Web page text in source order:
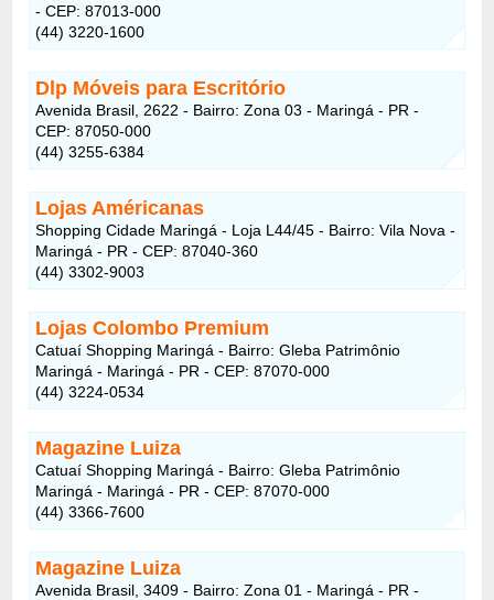
- CEP: 87013-000
(44) 3220-1600
Dlp Móveis para Escritório
Avenida Brasil, 2622 - Bairro: Zona 03 - Maringá - PR -
CEP: 87050-000
(44) 3255-6384
Lojas Américanas
Shopping Cidade Maringá - Loja L44/45 - Bairro: Vila Nova -
Maringá - PR - CEP: 87040-360
(44) 3302-9003
Lojas Colombo Premium
Catuaí Shopping Maringá - Bairro: Gleba Patrimônio
Maringá - Maringá - PR - CEP: 87070-000
(44) 3224-0534
Magazine Luiza
Catuaí Shopping Maringá - Bairro: Gleba Patrimônio
Maringá - Maringá - PR - CEP: 87070-000
(44) 3366-7600
Magazine Luiza
Avenida Brasil, 3409 - Bairro: Zona 01 - Maringá - PR -